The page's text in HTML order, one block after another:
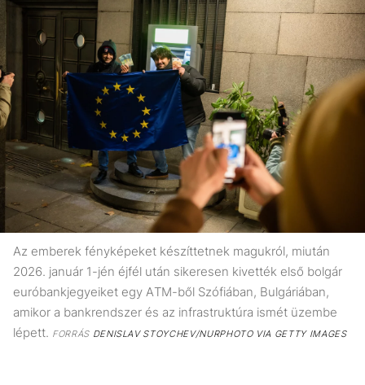
Az emberek fényképeket készíttetnek magukról, miután
2026. január 1-jén éjfél után sikeresen kivették első bolgár
euróbankjegyeiket egy ATM-ből Szófiában, Bulgáriában,
amikor a bankrendszer és az infrastruktúra ismét üzembe
lépett. FORRÁSDENISLAV STOYCHEV/NURPHOTO VIA GETTY IMAGES